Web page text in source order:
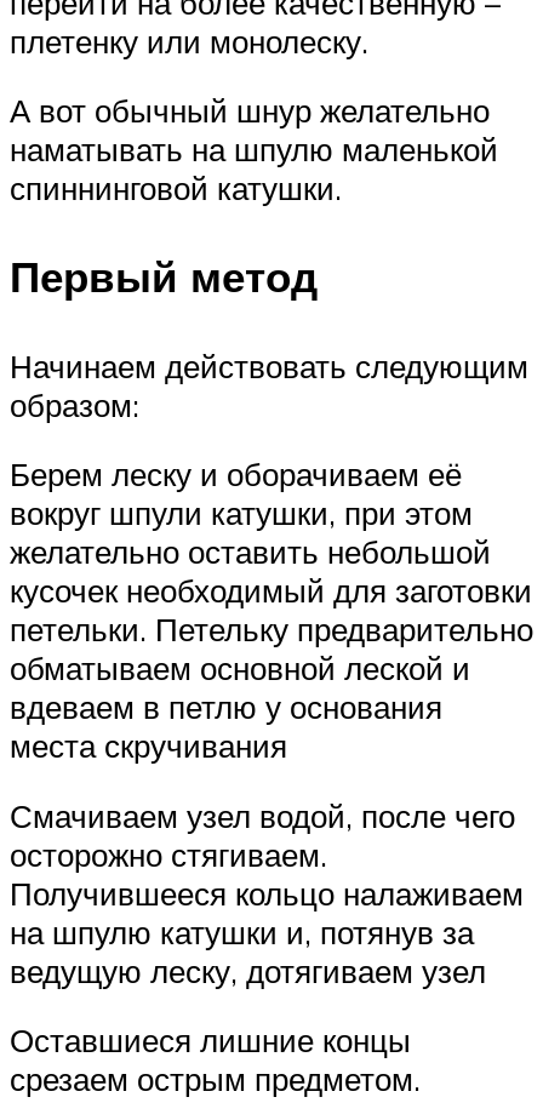
плетенку или монолеску.
А вот обычный шнур желательно
наматывать на шпулю маленькой
спиннинговой катушки.
Первый метод
Начинаем действовать следующим
образом:
Берем леску и оборачиваем её
вокруг шпули катушки, при этом
желательно оставить небольшой
кусочек необходимый для заготовки
петельки. Петельку предварительно
обматываем основной леской и
вдеваем в петлю у основания
места скручивания
Смачиваем узел водой, после чего
осторожно стягиваем.
Получившееся кольцо налаживаем
на шпулю катушки и, потянув за
ведущую леску, дотягиваем узел
Оставшиеся лишние концы
срезаем острым предметом.